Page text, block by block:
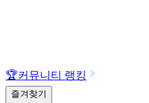
🏆커뮤니티 랭킹
즐겨찾기